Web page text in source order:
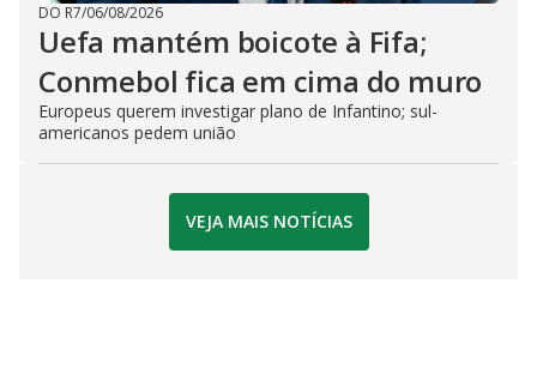
DO R7/06/08/2026
Uefa mantém boicote à Fifa;
Conmebol fica em cima do muro
Europeus querem investigar plano de Infantino; sul-
americanos pedem união
VEJA MAIS NOTÍCIAS